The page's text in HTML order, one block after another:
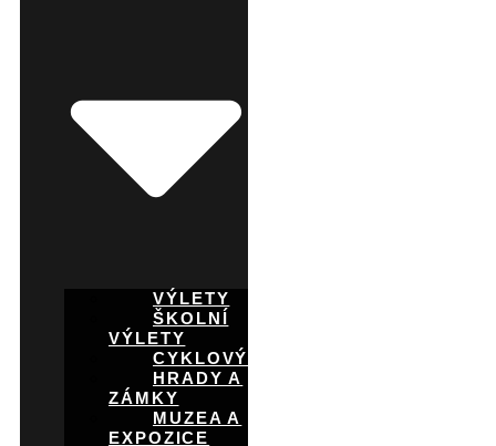
VÝLETY
ŠKOLNÍ
VÝLETY
CYKLOVÝLETY
HRADY A
ZÁMKY
MUZEA A
EXPOZICE